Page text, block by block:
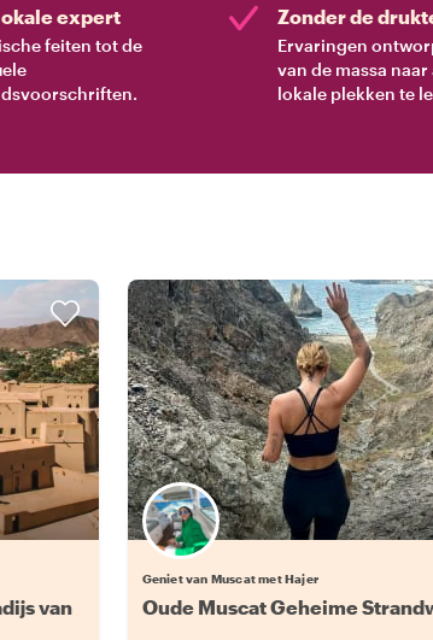
expert
feiten tot de
Zonder de
Ervaringen
van de massa
lokale plekken te
van
Geniet van Muscat met Hajer
Oude Muscat Geheime